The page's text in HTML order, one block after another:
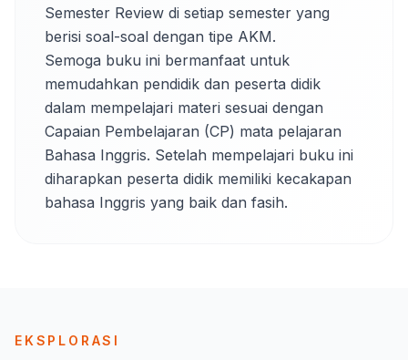
Semester Review di setiap semester yang
berisi soal-soal dengan tipe AKM.
Semoga buku ini bermanfaat untuk
memudahkan pendidik dan peserta didik
dalam mempelajari materi sesuai dengan
Capaian Pembelajaran (CP) mata pelajaran
Bahasa Inggris. Setelah mempelajari buku ini
diharapkan peserta didik memiliki kecakapan
bahasa Inggris yang baik dan fasih.
EKSPLORASI